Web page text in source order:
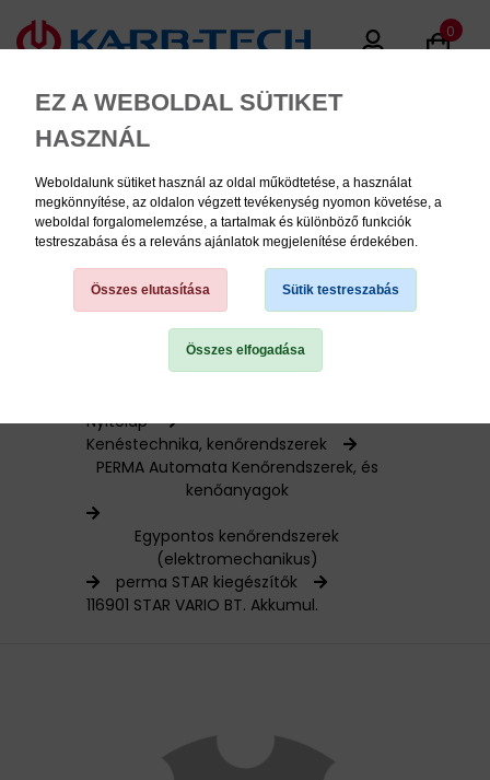
EZ A WEBOLDAL SÜTIKET
HASZNÁL
Weboldalunk sütiket használ az oldal működtetése, a használat
megkönnyítése, az oldalon végzett tevékenység nyomon követése, a
weboldal forgalomelemzése, a tartalmak és különböző funkciók
testreszabása és a releváns ajánlatok megjelenítése érdekében.
Összes elutasítása Sütik testreszabás
Összes elfogadása
0
MENU
KÉZISZERSZÁMOK
HAJTÁSTECHNIKA
KARBANTARTÓ ANYAGOK
Termékinformációk
Nyitólap
Kenéstechnika, kenőrendszerek
PERMA Automata Kenőrendszerek, és
kenőanyagok
Egypontos kenőrendszerek
(elektromechanikus)
perma STAR kiegészítők
116901 STAR VARIO BT. Akkumul.